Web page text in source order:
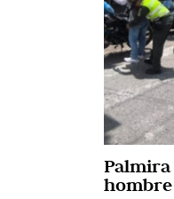
hombre